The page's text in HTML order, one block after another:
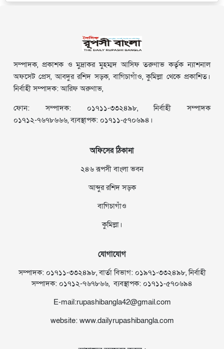
সম্পাদক, প্রকাশক ও মুদ্রাকর মুহম্মদ আসিফ তরুণাভ কর্তৃক ন্যাশনাল
অফসেট প্রেস, আবদুর রশিদ সড়ক, বাগিচাগাঁও, কুমিল্লা থেকে প্রকাশিত।
নির্বাহী সম্পাদক: আরিফ অরুণাভ,
ফোন: সম্পাদক: ০১৭১১-৩৩২৪৯৮, নির্বাহী সম্পাদক
০১৭১২-৭৬৭৮৬৬৬, ব্যবস্থাপক: ০১৭১১-৫৭০৬৯৪।
অফিসের ঠিকানা
২৪৬ রূপসী বাংলা ভবন
আব্দুর রশিদ সড়ক
বাগিচাগাঁও
কুমিল্লা।
যোগাযোগ
সম্পাদক: ০১৭১১-৩৩২৪৯৮, বার্তা বিভাগ: ০১৯৭১-৩৩২৪৯৮, নির্বাহী
সম্পাদক: ০১৭১২-৭৬৭৮৬৬, ব্যবস্থাপক: ০১৭১১-৫৭০৬৯৪
E-mail:rupashibangla42@gmail.com
website: www.dailyrupashibangla.com